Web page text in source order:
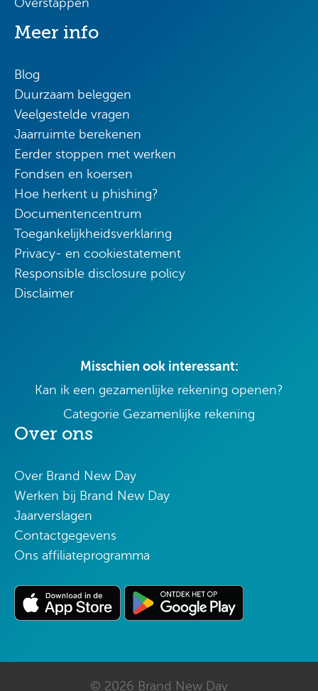
Overstappen
Meer info
Blog
Duurzaam beleggen
Veelgestelde vragen
Jaarruimte berekenen
Eerder stoppen met werken
Fondsen en koersen
Hoe herkent u phishing?
Documentencentrum
Toegankelijkheidsverklaring
Privacy- en cookiestatement
Responsible disclosure policy
Disclaimer
Misschien ook interessant:
Kan ik een gezamenlijke rekening openen?
Categorie Gezamenlijke rekening
Over ons
Over Brand New Day
Werken bij Brand New Day
Jaarverslagen
Contactgegevens
Ons affiliateprogramma
© 2026 Brand New Day